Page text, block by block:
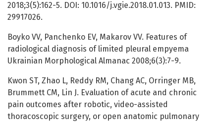
2018;3(5):162-5. DOI: 10.1016/j.vgie.2018.01.013. PMID:
29917026.
Boyko VV, Panchenko EV, Makarov VV. Features of
radiological diagnosis of limited pleural empyema
Ukrainian Morphological Almanac 2008;6(3):7-9.
Kwon ST, Zhao L, Reddy RM, Chang AC, Orringer MB,
Brummett CM, Lin J. Evaluation of acute and chronic
pain outcomes after robotic, video-assisted
thoracoscopic surgery, or open anatomic pulmonary